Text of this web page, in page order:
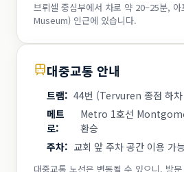
브뤼셀 중심부에서 차로 약 20–25분,
Museum) 인근에 있습니다.
대중교통 안내
트램: 44번 (Tervuren 종점 하차
메트
로:
Metro 1호선
환승
주차: 교회 앞 주차 공간 이용 가능
대중교통 노선은 변동될 수 있으니, 방